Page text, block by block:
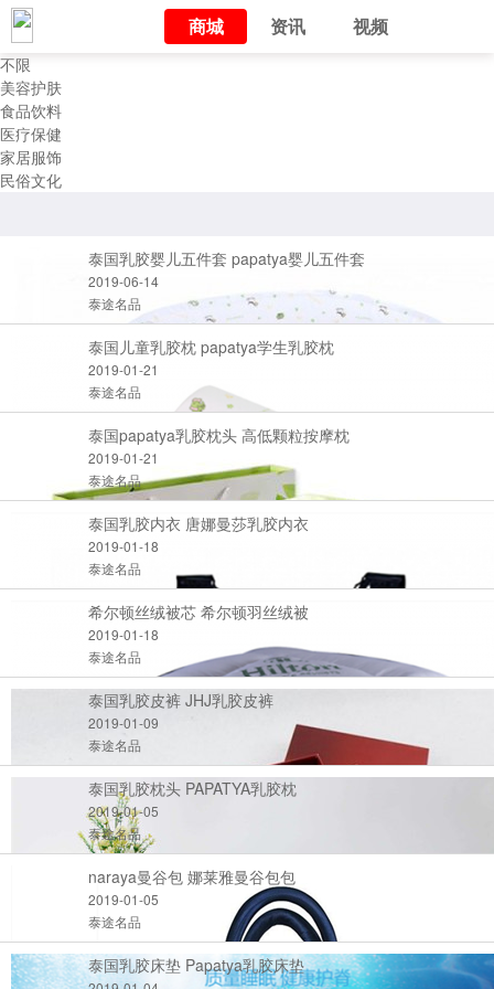
商城 资讯 视频
不限
美容护肤
食品饮料
医疗保健
家居服饰
民俗文化
泰国乳胶婴儿五件套 papatya婴儿五件套
2019-06-14
泰途名品
泰国儿童乳胶枕 papatya学生乳胶枕
2019-01-21
泰途名品
泰国papatya乳胶枕头 高低颗粒按摩枕
2019-01-21
泰途名品
泰国乳胶内衣 唐娜曼莎乳胶内衣
2019-01-18
泰途名品
希尔顿丝绒被芯 希尔顿羽丝绒被
2019-01-18
泰途名品
泰国乳胶皮裤 JHJ乳胶皮裤
2019-01-09
泰途名品
泰国乳胶枕头 PAPATYA乳胶枕
2019-01-05
泰途名品
naraya曼谷包 娜莱雅曼谷包包
2019-01-05
泰途名品
泰国乳胶床垫 Papatya乳胶床垫